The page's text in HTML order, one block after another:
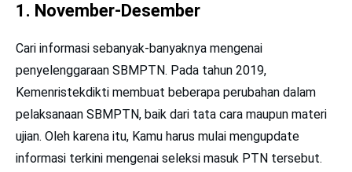
1. November-Desember
Cari informasi sebanyak-banyaknya mengenai
penyelenggaraan SBMPTN. Pada tahun 2019,
Kemenristekdikti membuat beberapa perubahan dalam
pelaksanaan SBMPTN, baik dari tata cara maupun materi
ujian. Oleh karena itu, Kamu harus mulai mengupdate
informasi terkini mengenai seleksi masuk PTN tersebut.